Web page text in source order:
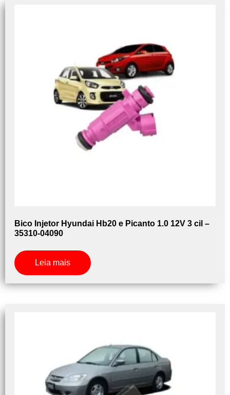
Bico Injetor Hyundai Hb20 e Picanto 1.0 12V 3 cil –
35310-04090
Leia mais